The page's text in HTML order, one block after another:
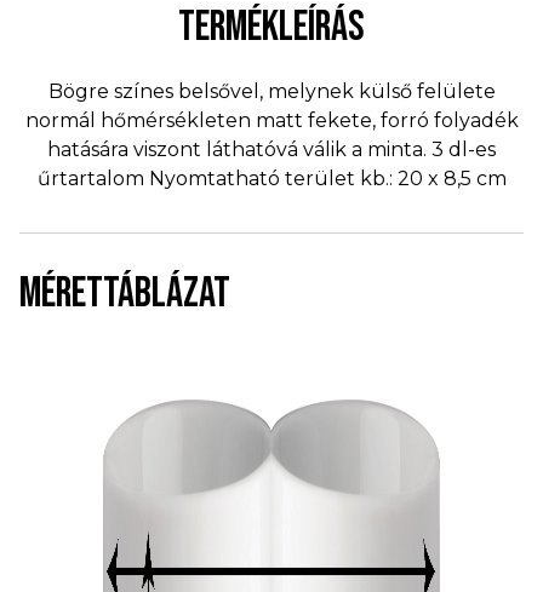
TERMÉKLEÍRÁS
Bögre színes belsővel, melynek külső felülete
normál hőmérsékleten matt fekete, forró folyadék
hatására viszont láthatóvá válik a minta. 3 dl-es
űrtartalom Nyomtatható terület kb.: 20 x 8,5 cm
MÉRETTÁBLÁZAT